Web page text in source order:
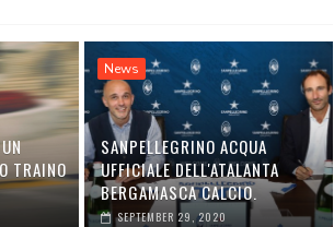
TRAINO
News
SANPELLEGRINO ACQUA
UFFICIALE DELL'ATALANTA
BERGAMASCA CALCIO.
SEPTEMBER 29, 2020